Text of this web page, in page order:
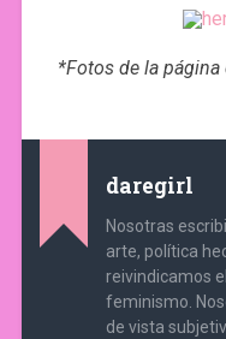
*Fotos de la
daregirl
Nosotras
arte, política
reivindicamos
feminismo.
de vista